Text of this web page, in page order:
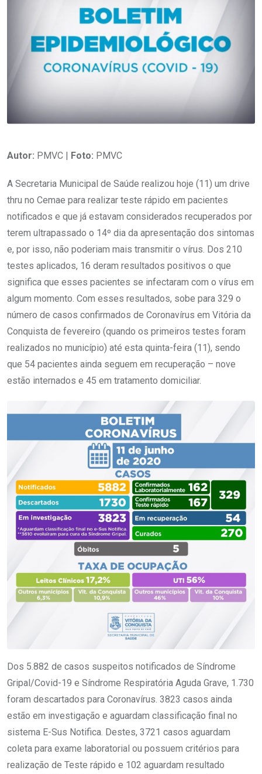
Autor: PMVC | Foto: PMVC
A Secretaria Municipal de Saúde realizou hoje (11) um drive
thru no Cemae para realizar teste rápido em pacientes
notificados e que já estavam considerados recuperados por
terem ultrapassado o 14º dia da apresentação dos sintomas
e, por isso, não poderiam mais transmitir o vírus. Dos 210
testes aplicados, 16 deram resultados positivos o que
significa que esses pacientes se infectaram com o vírus em
algum momento. Com esses resultados, sobe para 329 o
número de casos confirmados de Coronavírus em Vitória da
Conquista de fevereiro (quando os primeiros testes foram
realizados no município) até esta quinta-feira (11), sendo
que 54 pacientes ainda seguem em recuperação – nove
estão internados e 45 em tratamento domiciliar.
Dos 5.882 de casos suspeitos notificados de Síndrome
Gripal/Covid-19 e Síndrome Respiratória Aguda Grave, 1.730
foram descartados para Coronavírus. 3823 casos ainda
estão em investigação e aguardam classificação final no
sistema E-Sus Notifica. Destes, 3721 casos aguardam
coleta para exame laboratorial ou possuem critérios para
realização de Teste rápido e 102 aguardam resultado